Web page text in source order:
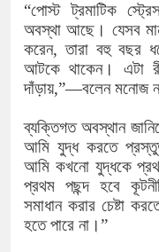
“পোস্ট ট্রমাটিক
অবস্থা আছে। যেসব
করেন, তারা বহু বছর
আটকে থাকেন। এটা
দাঁড়ায়,”—বলেন মনোজ
ব্যক্তিগত অবস্থান
আমি যুদ্ধ করতে
আমি কখনো যুদ্ধকে
প্রথম পছন্দ হবে
সমাধান করার চেষ্টা
হতে পারে না।”